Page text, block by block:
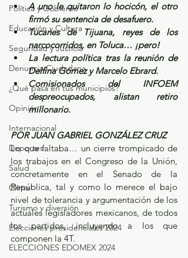
Política y Gobierno
Educación y Cultura
Seguridad y Justicia
Denuncia Ciudadana
¿Qué pasa en tus municipios?
Opinión
Internacional
Deportes
Salud
Clima
Turismo y diversión
Elecciones presidenciales 2024
ELECCIONES EDOMEX 2024
A uno le quitaron lo hocicón, el otro
firmó su sentencia de desafuero.
Tucanes de Tijuana, reyes de los
narcocorridos, en Toluca… ¡pero!
La lectura política tras la reunión de
Delfina Gómez y Marcelo Ebrard.
Comisionados del INFOEM
despreocupados, alistan retiro
millonario.
POR JUAN GABRIEL GONZÁLEZ CRUZ
Lo que faltaba… un cierre trompicado de
los trabajos en el Congreso de la Unión,
concretamente en el Senado de la
República, tal y como lo merece el bajo
nivel de tolerancia y argumentación de los
actuales legisladores mexicanos, de todos
los partidos, incluyendo a los que
componen la 4T.